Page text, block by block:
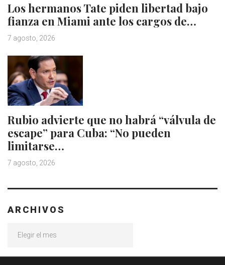
Los hermanos Tate piden libertad bajo
fianza en Miami ante los cargos de…
7 agosto, 2026
Rubio advierte que no habrá “válvula de
escape” para Cuba: “No pueden
limitarse…
7 agosto, 2026
ARCHIVOS